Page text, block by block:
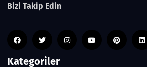
Bizi Takip Edin
Kategoriler